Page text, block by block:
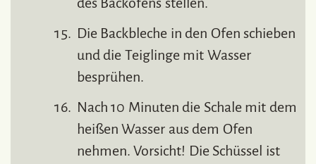
Die Backbleche in den Ofen schieben
und die Teiglinge mit Wasser
besprühen.
Nach 10 Minuten die Schale mit dem
heißen Wasser aus dem Ofen
nehmen. Vorsicht! Die Schüssel ist